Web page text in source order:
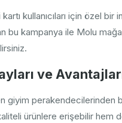
kullanıcıları için özel
kampanya ile Molu
ve
giyim perakendecilerinden
ürünlere erişebilir hem